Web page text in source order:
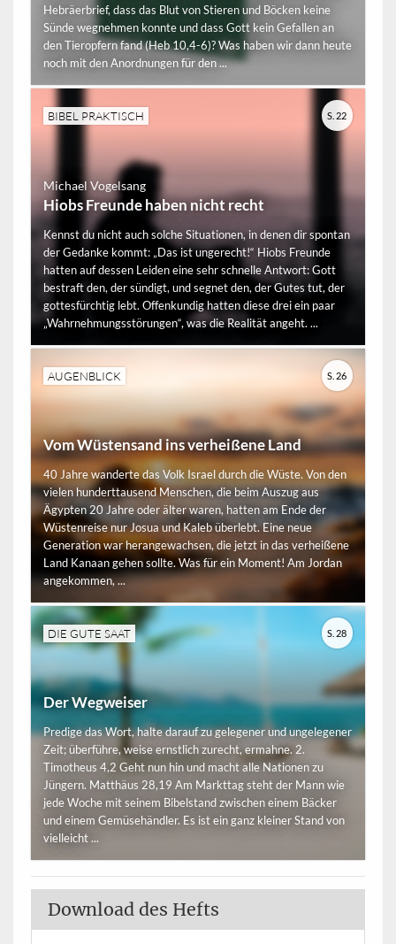
Hebräerbrief, dass das Blut von Stieren und Böcken keine
Sünde wegnehmen konnte und dass Gott kein Gefallen an
den Tieropfern fand (Heb 10,4-6)? Was haben wir dann heute
noch mit den Anordnungen für den ...
BIBEL PRAKTISCH
Michael Vogelsang
Hiobs Freunde haben nicht recht
Kennst du nicht auch solche Situationen, in denen dir spontan
der Gedanke kommt: „Das ist ungerecht!“ Hiobs Freunde
hatten auf dessen Leiden eine sehr schnelle Antwort: Gott
bestraft den, der sündigt, und segnet den, der Gutes tut, der
gottesfürchtig lebt. Offenkundig hatten diese drei ein paar
„Wahrnehmungsstörungen“, was die Realität angeht. ...
S. 22
AUGENBLICK
Vom Wüstensand ins verheißene Land
40 Jahre wanderte das Volk Israel durch die Wüste. Von den
vielen hunderttausend Menschen, die beim Auszug aus
Ägypten 20 Jahre oder älter waren, hatten am Ende der
Wüstenreise nur Josua und Kaleb überlebt. Eine neue
Generation war herangewachsen, die jetzt in das verheißene
Land Kanaan gehen sollte. Was für ein Moment! Am Jordan
angekommen, ...
S. 26
DIE GUTE SAAT
Der Wegweiser
Predige das Wort, halte darauf zu gelegener und ungelegener
Zeit; überführe, weise ernstlich zurecht, ermahne. 2.
Timotheus 4,2 Geht nun hin und macht alle Nationen zu
Jüngern. Matthäus 28,19 Am Markttag steht der Mann wie
jede Woche mit seinem Bibelstand zwischen einem Bäcker
und einem Gemüsehändler. Es ist ein ganz kleiner Stand von
vielleicht ...
S. 28
Download des Hefts